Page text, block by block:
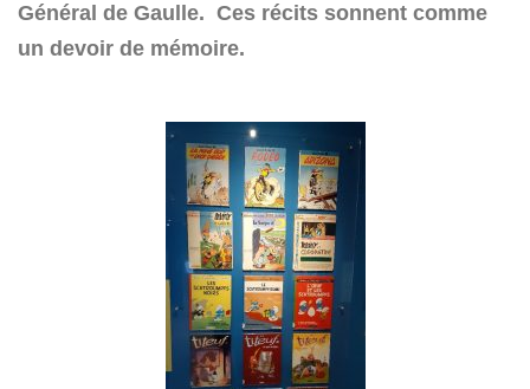
Général de Gaulle. Ces récits sonnent comme
un devoir de mémoire.